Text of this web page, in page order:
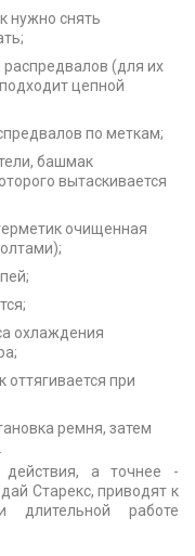
нужно снять
распредвалов (для их
цепной
по меткам;
башмак
вытаскивается
очищенная
охлаждения
при
ремня, затем
действия, а точнее -
Старекс, приводят к
длительной работе